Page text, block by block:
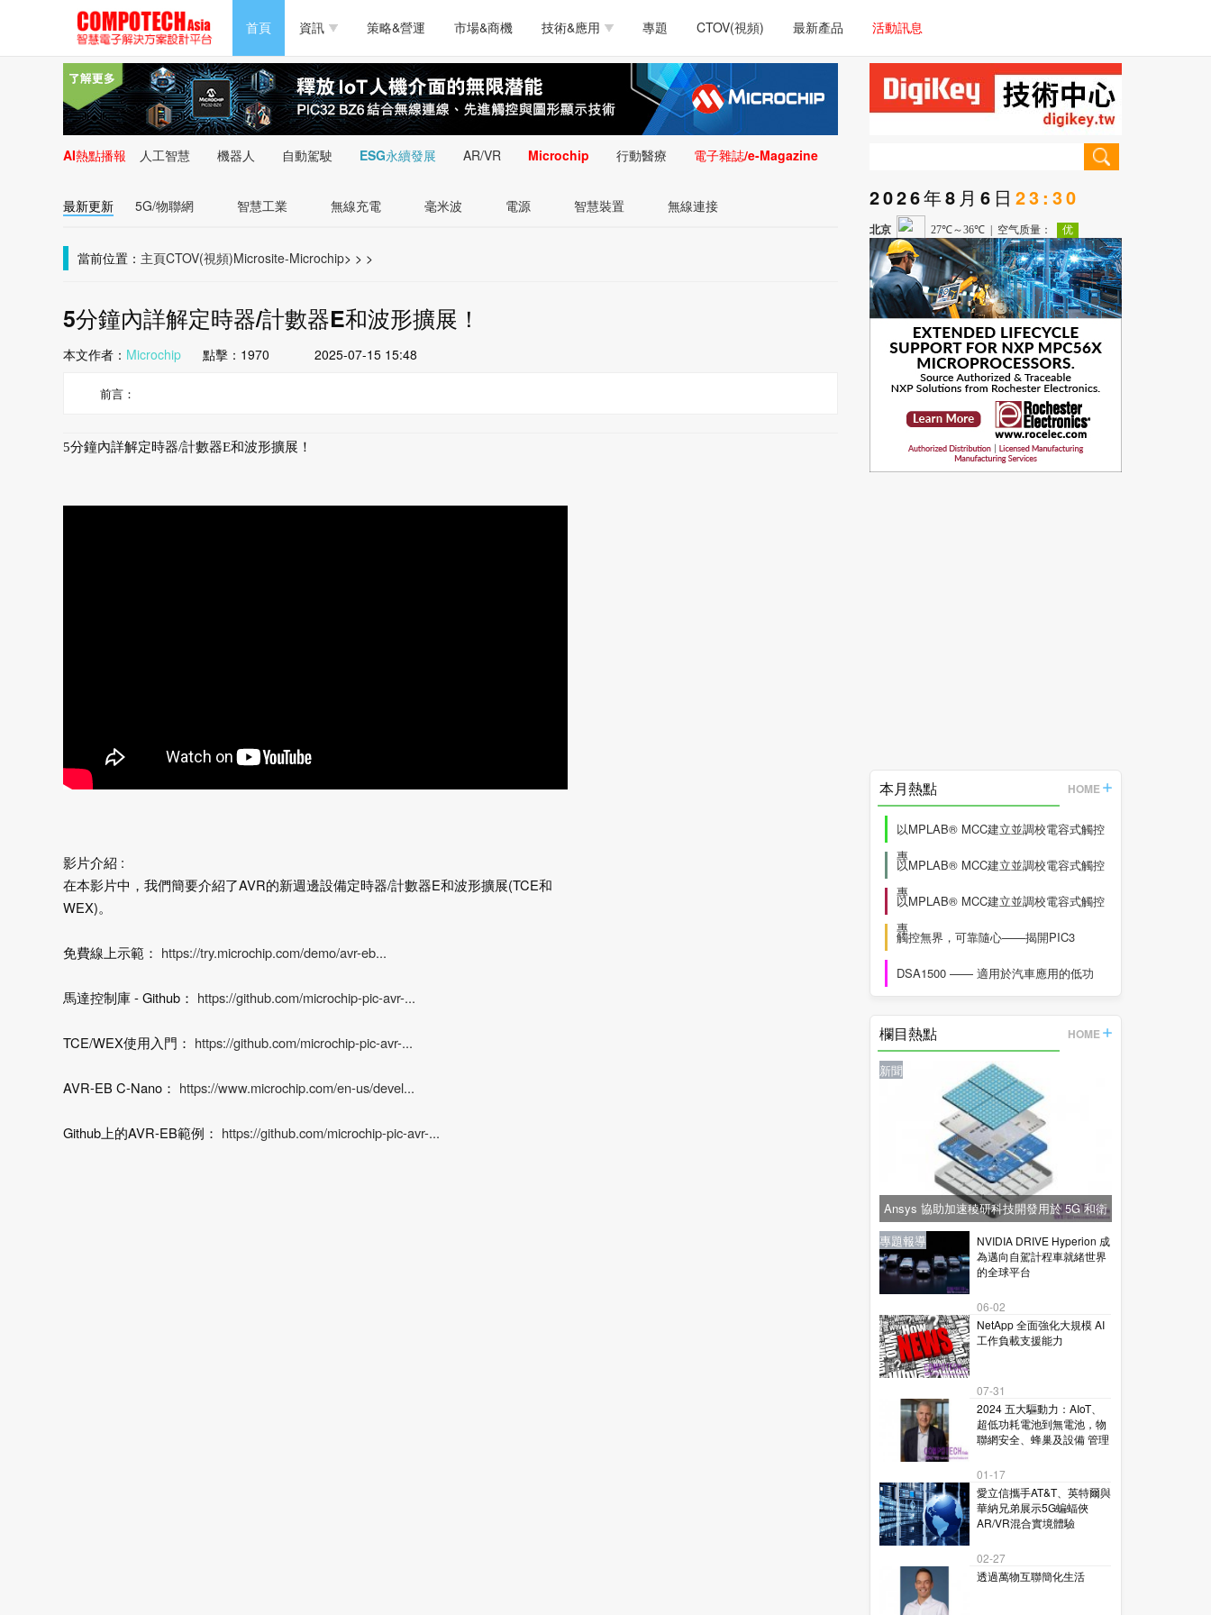
首頁 資訊
半導體/零組件 測試量測
PC/周邊 軟體/工具 醫療電子
新能源 人工智慧 安防監控
策略&營運 市場&商機 技術&應用
電源技術
醫療電子 通訊&網路
類比技術 LED/照明技術 微處理器/微控制器
嵌入技術 感測技術
專題 CTOV(視頻) 最新產品 活動訊息
PC/周邊 軟體/工具 醫療電子
新能源 人工智慧 安防監控
醫療電子 通訊&網路 介面技術
類比技術 LED/照明技術 微處理器/微控制器
嵌入技術 感測技術 量測儀器
智慧型視覺影像/監
控技術
AI熱點播報 人工智慧 機器人 自動駕駛 ESG永續發展 AR/VR Microchip 行動醫療 電子雜誌/e-Magazine
最新更新 5G/物聯網 智慧工業 無線充電 毫米波 電源 智慧裝置 無線連接
當前位置： 主頁 >
CTOV(視頻) >
Microsite-Microchip >
5分鐘內詳解定時器/計數器E和波形擴展！
本文作者： Microchip點擊： 1970 2025-07-15 15:48
前言：
5分鐘內詳解定時器/計數器E和波形擴展！
影片介紹 :
在本影片中，我們簡要介紹了AVR的新週邊設備定時器/計數器E和波形擴展(TCE和
WEX)。
免費線上示範： https://try.microchip.com/demo/avr-eb...
馬達控制庫 - Github： https://github.com/microchip-pic-avr-...
TCE/WEX使用入門： https://github.com/microchip-pic-avr-...
AVR-EB C-Nano： https://www.microchip.com/en-us/devel...
Github上的AVR-EB範例： https://github.com/microchip-pic-avr-...
2026年8月6日 23:30
本月熱點 HOME
以MPLAB® MCC建立並調校電容式觸控
專
以MPLAB® MCC建立並調校電容式觸控
專
以MPLAB® MCC建立並調校電容式觸控
專
觸控無界，可靠隨心——揭開PIC3
DSA1500 —— 適用於汽車應用的低功
欄目熱點 HOME
新聞
Ansys 協助加速稜研科技開發用於 5G 和衛
星通訊的下一代毫米波技術
新聞
NVIDIA DRIVE Hyperion 成
為邁向自駕計程車就緒世界
的全球平台
06-02
新聞
NetApp 全面強化大規模 AI
工作負載支援能力
07-31
專題報導
2024 五大驅動力：AIoT、
超低功耗電池到無電池，物
聯網安全、蜂巢及設備 管理
01-17
新聞
愛立信攜手AT&T、英特爾與
華納兄弟展示5G蝙蝠俠
AR/VR混合實境體驗
02-27
專題報導
透過萬物互聯簡化生活